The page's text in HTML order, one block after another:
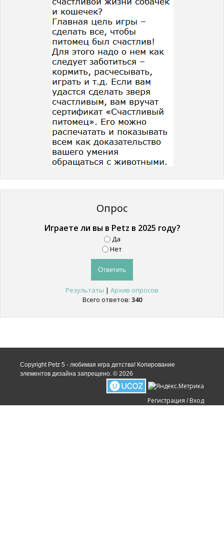
Опрос
Играете ли вы в Petz в 2025 году?
Да
Нет
Результаты | Архив опросов
Всего ответов: 340
Copyright Petz 5 - любимая игра детства! Копирование
элементов дизайна запрещено. © 2026
Регистрация / Вход